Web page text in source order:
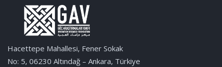
Hacettepe Mahallesi, Fener Sokak
No: 5, 06230 Altındağ – Ankara, Türkiye